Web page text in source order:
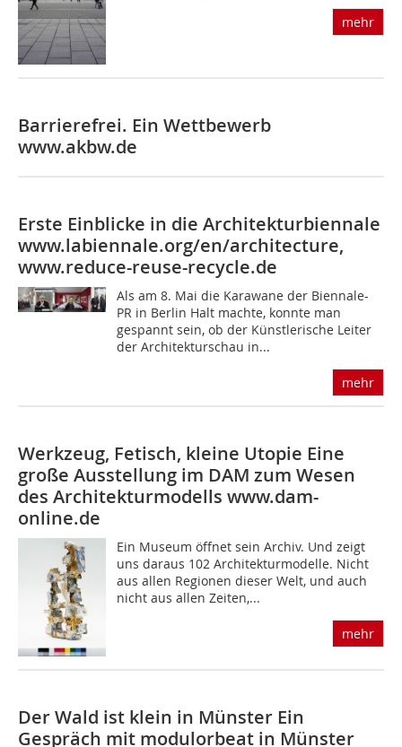
mehr
Barrierefrei. Ein Wettbewerb
www.akbw.de
Erste Einblicke in die Architekturbiennale
www.labiennale.org/en/architecture,
www.reduce-reuse-recycle.de
Als am 8. Mai die Karawane der Biennale-
PR in Berlin Halt machte, konnte man
gespannt sein, ob der Künstlerische Leiter
der Architekturschau in...
mehr
Werkzeug, Fetisch, kleine Utopie Eine
große Ausstellung im DAM zum Wesen
des Architekturmodells www.dam-
online.de
Ein Museum öffnet sein Archiv. Und zeigt
uns daraus 102 Architekturmodelle. Nicht
aus allen Regionen dieser Welt, und auch
nicht aus allen Zeiten,...
mehr
Der Wald ist klein in Münster Ein
Gespräch mit modulorbeat in Münster